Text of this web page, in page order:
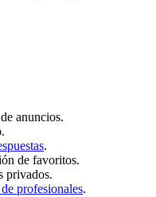
anuncios.
.
de favoritos.
privados.
profesionales.